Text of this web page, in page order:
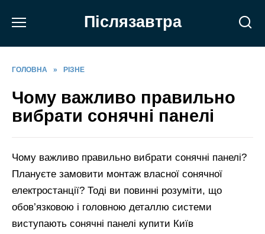
Післязавтра
ГОЛОВНА » РІЗНЕ
Чому важливо правильно
вибрати сонячні панелі
Чому важливо правильно вибрати сонячні панелі?
Плануєте замовити монтаж власної сонячної
електростанції? Тоді ви повинні розуміти, що
обов’язковою і головною деталлю системи
виступають сонячні панелі купити Київ